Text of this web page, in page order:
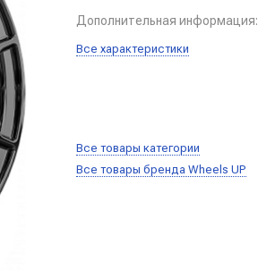
Дополнительная информация:
Все характеристики
Все товары категории
Все товары бренда Wheels UP